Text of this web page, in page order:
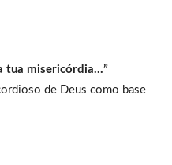
tua misericórdia…”
de Deus como base